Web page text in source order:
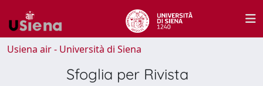
Usiena air - Università di Siena
Sfoglia per Rivista